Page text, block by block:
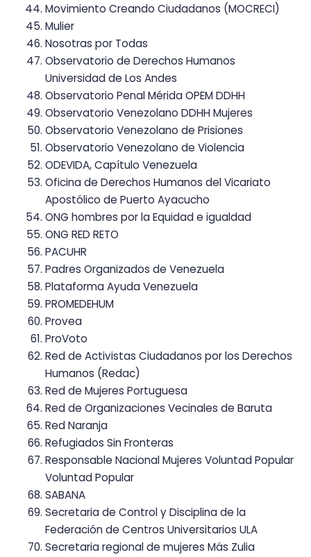
Movimiento Creando Ciudadanos (MOCRECI)
Mulier
Nosotras por Todas
Observatorio de Derechos Humanos
Universidad de Los Andes
Observatorio Penal Mérida OPEM DDHH
Observatorio Venezolano DDHH Mujeres
Observatorio Venezolano de Prisiones
Observatorio Venezolano de Violencia
ODEVIDA, Capítulo Venezuela
Oficina de Derechos Humanos del Vicariato
Apostólico de Puerto Ayacucho
ONG hombres por la Equidad e igualdad
ONG RED RETO
PACUHR
Padres Organizados de Venezuela
Plataforma Ayuda Venezuela
PROMEDEHUM
Provea
ProVoto
Red de Activistas Ciudadanos por los Derechos
Humanos (Redac)
Red de Mujeres Portuguesa
Red de Organizaciones Vecinales de Baruta
Red Naranja
Refugiados Sin Fronteras
Responsable Nacional Mujeres Voluntad Popular
Voluntad Popular
SABANA
Secretaria de Control y Disciplina de la
Federación de Centros Universitarios ULA
Secretaria regional de mujeres Más Zulia